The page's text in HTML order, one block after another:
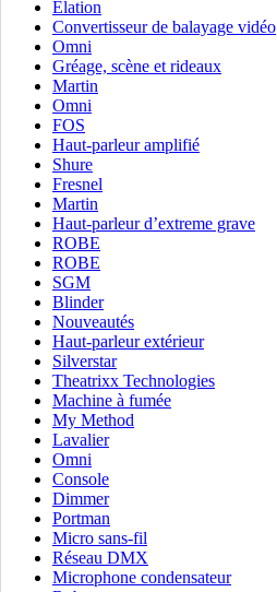
Elation
Convertisseur de balayage vidéo
Omni
Gréage, scène et rideaux
Martin
Omni
FOS
Haut-parleur amplifié
Shure
Fresnel
Martin
Haut-parleur d’extreme grave
ROBE
ROBE
SGM
Blinder
Nouveautés
Haut-parleur extérieur
Silverstar
Theatrixx Technologies
Machine à fumée
My Method
Lavalier
Omni
Console
Dimmer
Portman
Micro sans-fil
Réseau DMX
Microphone condensateur